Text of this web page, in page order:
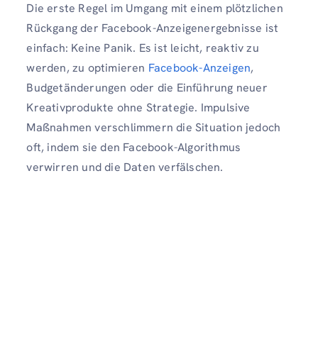
Die erste Regel im Umgang mit einem plötzlichen
Rückgang der Facebook-Anzeigenergebnisse ist
einfach: Keine Panik. Es ist leicht, reaktiv zu
werden, zu optimieren Facebook-Anzeigen,
Budgetänderungen oder die Einführung neuer
Kreativprodukte ohne Strategie. Impulsive
Maßnahmen verschlimmern die Situation jedoch
oft, indem sie den Facebook-Algorithmus
verwirren und die Daten verfälschen.